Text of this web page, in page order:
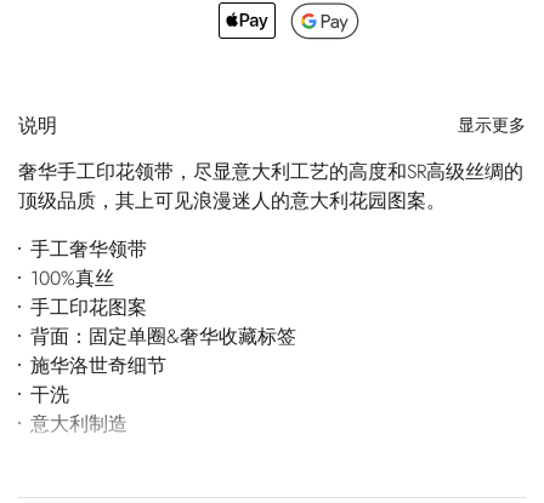
说明 显示更多
奢华手工印花领带，尽显意大利工艺的高度和SR高级丝绸的
顶级品质，其上可见浪漫迷人的意大利花园图案。
手工奢华领带
100%真丝
手工印花图案
背面：固定单圈&奢华收藏标签
施华洛世奇细节
干洗
意大利制造